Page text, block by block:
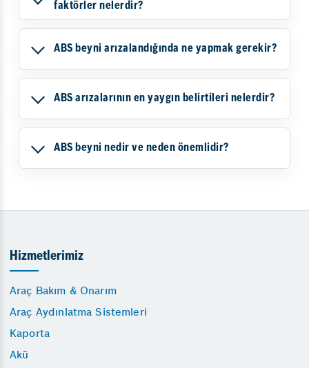
faktörler nelerdir?
ABS beyni arızalandığında ne yapmak gerekir?
ABS arızalarının en yaygın belirtileri nelerdir?
ABS beyni nedir ve neden önemlidir?
Hizmetlerimiz
Araç Bakım & Onarım
Araç Aydınlatma Sistemleri
Kaporta
Akü